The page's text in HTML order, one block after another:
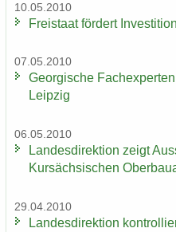
10.05.2010
Frei­staat för­dert
07.05.2010
Ge­or­gi­sche
Leip­zig
06.05.2010
Lan­des­di­rek­ti­on zeigt
Kur­säch­si­schen
29.04.2010
Lan­des­di­rek­ti­on